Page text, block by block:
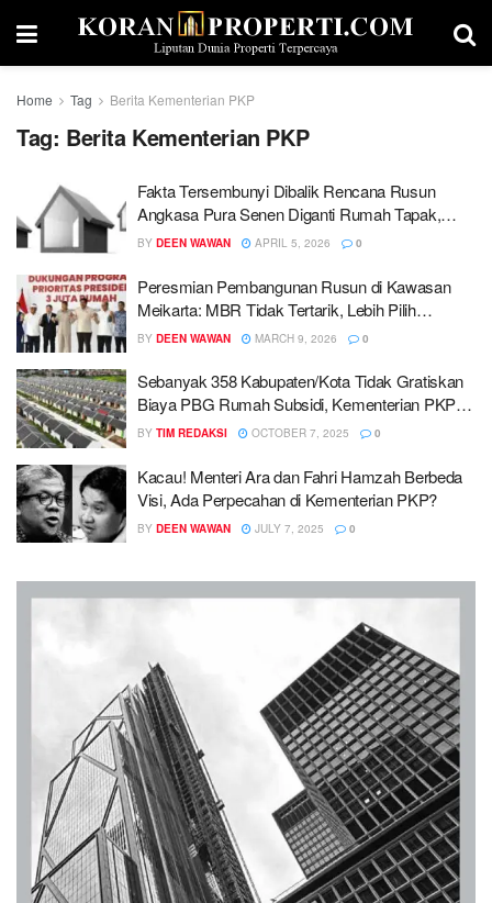
Home Tag Berita Kementerian PKP
Tag: Berita Kementerian PKP
Fakta Tersembunyi Dibalik Rencana Rusun
Angkasa Pura Senen Diganti Rumah Tapak,
Publik Wajib Tahu!
BY DEEN WAWAN APRIL 5, 2026 0
Peresmian Pembangunan Rusun di Kawasan
Meikarta: MBR Tidak Tertarik, Lebih Pilih
Ngontrak Rumah di Jakarta
BY DEEN WAWAN MARCH 9, 2026 0
Sebanyak 358 Kabupaten/Kota Tidak Gratiskan
Biaya PBG Rumah Subsidi, Kementerian PKP
Takut Bertindak Tegas?
BY TIM REDAKSI OCTOBER 7, 2025 0
Kacau! Menteri Ara dan Fahri Hamzah Berbeda
Visi, Ada Perpecahan di Kementerian PKP?
BY DEEN WAWAN JULY 7, 2025 0